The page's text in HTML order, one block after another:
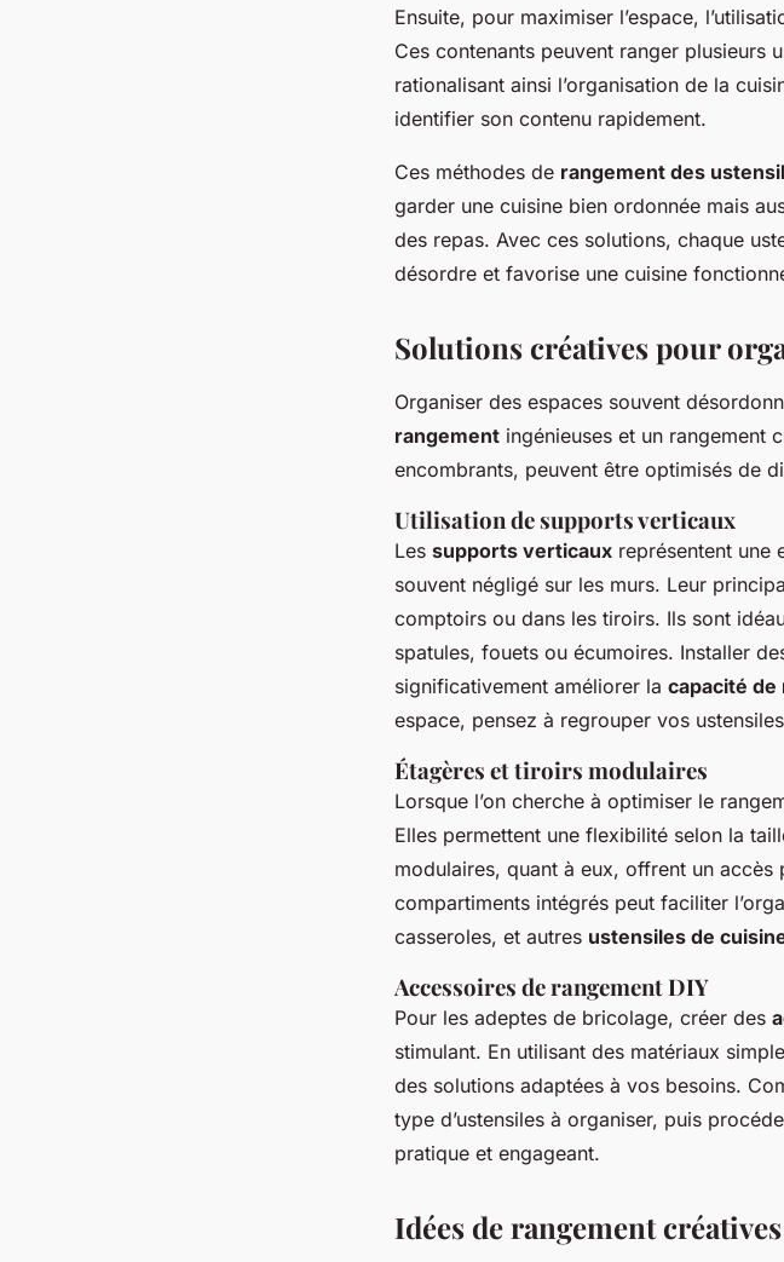
Ensuite, pour maximiser l’espace,
Ces contenants peuvent ranger plusieurs
rationalisant ainsi l’organisation de la
identifier son contenu rapidement.
Ces méthodes de rangement des
garder une cuisine bien ordonnée mais
des repas. Avec ces solutions, chaque
désordre et favorise une cuisine
Solutions créatives pour
Organiser des espaces souvent
rangement ingénieuses et un rangement
encombrants, peuvent être optimisés de
Utilisation de supports verticaux
Les supports verticaux représentent une
souvent négligé sur les murs. Leur
comptoirs ou dans les tiroirs. Ils sont
spatules, fouets ou écumoires. Installer
significativement améliorer la capacité
espace, pensez à regrouper vos
Étagères et tiroirs modulaires
Lorsque l’on cherche à optimiser le
Elles permettent une flexibilité selon la
modulaires, quant à eux, offrent un
compartiments intégrés peut faciliter
casseroles, et autres ustensiles de
Accessoires de rangement DIY
Pour les adeptes de bricolage, créer des
stimulant. En utilisant des matériaux
des solutions adaptées à vos besoins.
type d’ustensiles à organiser, puis
pratique et engageant.
Idées de rangement créatives